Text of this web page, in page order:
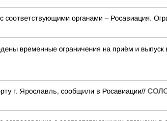
органами – Росавиация.
временные ограничения на приём и выпуск
г. Ярославль, сообщили в Росавиации//